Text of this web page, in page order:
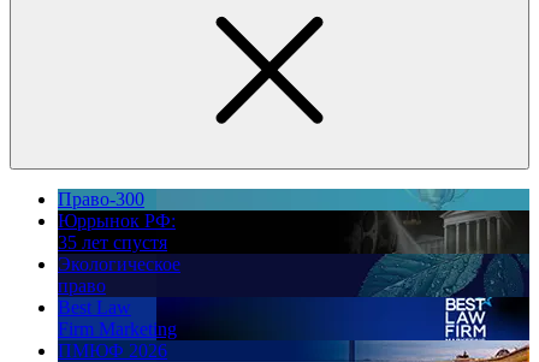
Право-300
Юррынок РФ:
35 лет спустя
Экологическое
право
Best Law
Firm Marketing
ПМЮФ 2026